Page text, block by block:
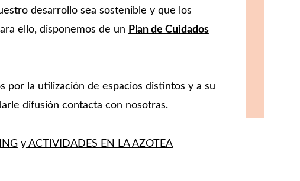
desarrollo sea sostenible y que los
ello, disponemos de un Plan de Cuidados
por la utilización de espacios distintos y a su
difusión contacta con nosotras.
y ACTIVIDADES EN LA AZOTEA